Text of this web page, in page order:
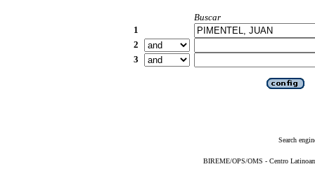
Buscar
1
2
3
Search
BIREME/OPS/OMS - Centro